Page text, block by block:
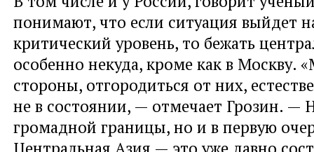
понимают, что если ситуация выйдет
критический уровень, то бежать
особенно некуда, кроме как в Москву.
стороны, отгородиться от них,
не в состоянии, — отмечает Грозин. —
громадной границы, но и в первую